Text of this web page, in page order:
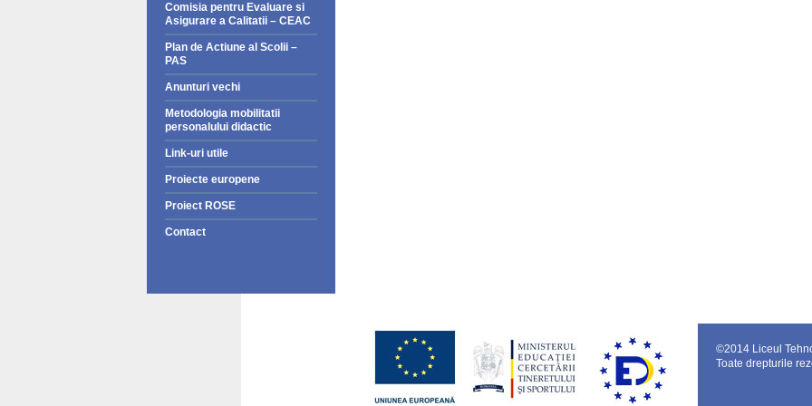
Comisia pentru Evaluare si
Asigurare a Calitatii – CEAC
Plan de Actiune al Scolii –
PAS
Anunturi vechi
Metodologia mobilitatii
personalului didactic
Link-uri utile
Proiecte europene
Proiect ROSE
Contact
©2014 Liceul
Toate drepturile